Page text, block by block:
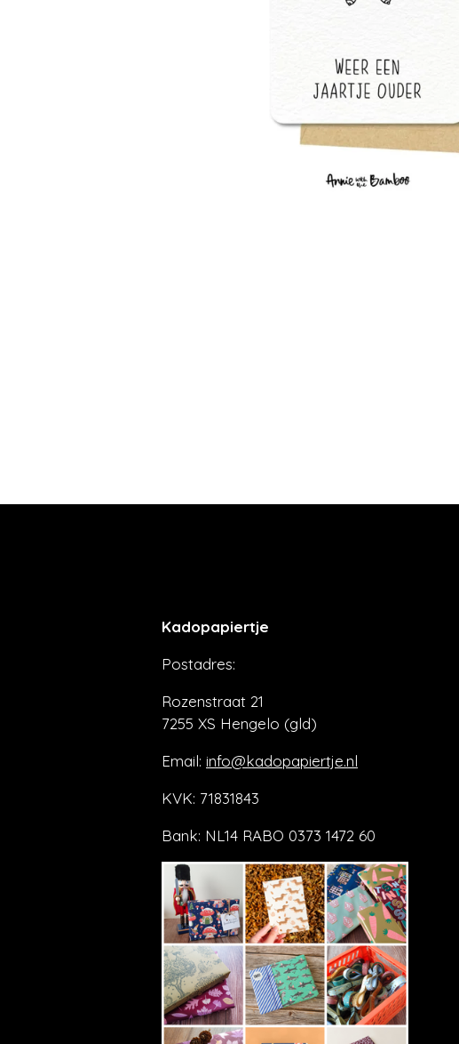
Kadopapiertje
Postadres:
Rozenstraat 21
7255 XS Hengelo (gld)
Email: info@kadopapiertje.nl
KVK: 71831843
Bank: NL14 RABO 0373 1472 60